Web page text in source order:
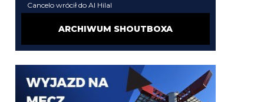
Cancelo wrócił do Al Hilal
Nerazzurro90 07.08.2026 19:42
Botmon publicznie czci zmarlego bandyte
piscitelliego brak slow obraz nedzy i rozpaczy
G3nesis 07.08.2026 19:15
Jak tam Adriano, co słychać
ARCHIWUM SHOUTBOXA